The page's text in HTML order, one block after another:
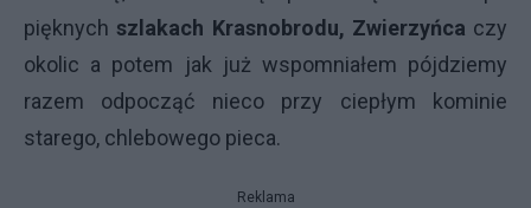
pięknych szlakach Krasnobrodu, Zwierzyńca czy
okolic a potem jak już wspomniałem pójdziemy
razem odpocząć nieco przy ciepłym kominie
starego, chlebowego pieca.
Reklama